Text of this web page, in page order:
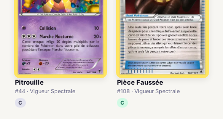
Pitrouille
#44 · Vigueur Spectrale
C
Pièce Faussée
#108 · Vigueur Spectrale
C